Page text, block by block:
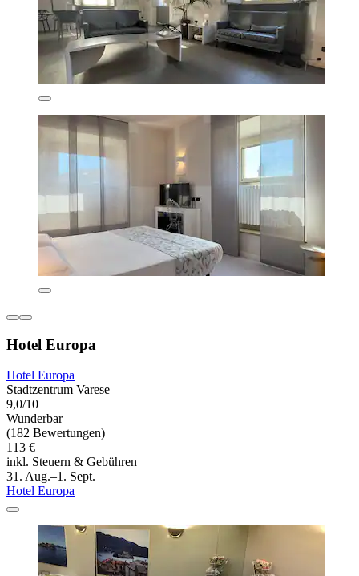
Hotel Europa
Hotel Europa
Stadtzentrum Varese
9,0/10
Wunderbar
(182 Bewertungen)
113 €
inkl. Steuern & Gebühren
31. Aug.–1. Sept.
Hotel Europa